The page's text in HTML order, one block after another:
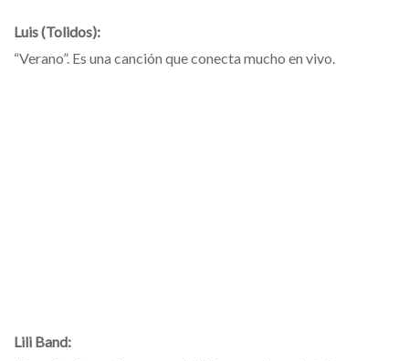
Luis (Tolidos):
“Verano”. Es una canción que conecta mucho en vivo.
Lili Band: